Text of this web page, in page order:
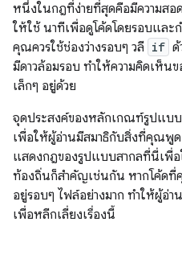
หนึ่งในกฎที่ง่ายที่สุดคือมีความส
ให้ใช้ นาทีเพื่อดูโค้ดโดยรอบแล
คุณควรใช้ช่องว่างรอบๆ วลี if ด้
มีดาวล้อมรอบ ทำให้ความคิดเห็น
เล็กๆ อยู่ด้วย
จุดประสงค์ของหลักเกณฑ์รูปแบบ
เพื่อให้ผู้อ่านมีสมาธิกับสิ่งที่คุณพู
แสดงกฎของรูปแบบสากลที่นี่เพื่
ท้องถิ่นก็สำคัญเช่นกัน หากโค้ดที่
อยู่รอบๆ ไฟล์อย่างมาก ทำให้ผู้อ่
เพื่อหลีกเลี่ยงเรื่องนี้